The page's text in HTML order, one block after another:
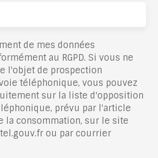
de mes données
au RGPD. Si vous ne
l'objet de prospection
téléphonique, vous pouvez
sur la liste d'opposition
prévu par l'article
la consommation, sur le site
ou par courrier